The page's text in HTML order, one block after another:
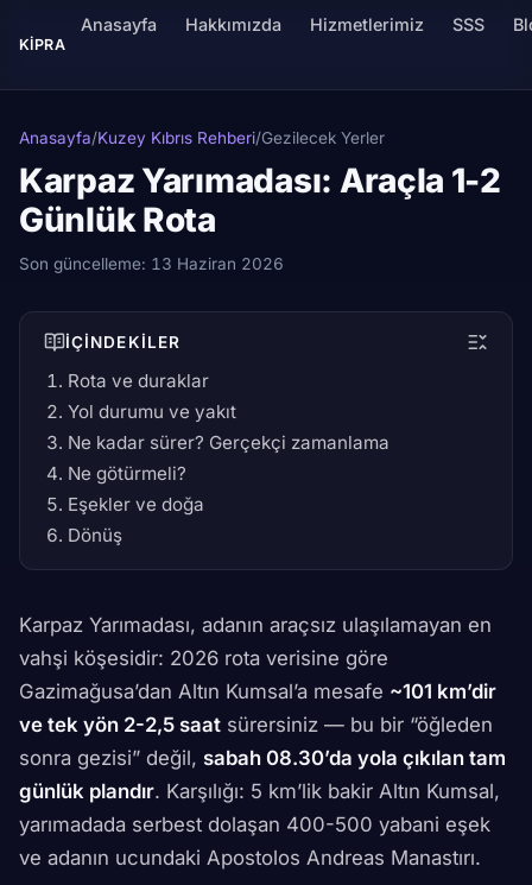
KIPRA
Anasayfa Hakkımızda Hizmetlerimiz SSS
Anasayfa/Kuzey Kıbrıs Rehberi/Gezilecek Yerler
Karpaz Yarımadası: Araçla 1-2
Günlük Rota
Son güncelleme: 13 Haziran 2026
İÇINDEKILER
Rota ve duraklar
Yol durumu ve yakıt
Ne kadar sürer? Gerçekçi zamanlama
Ne götürmeli?
Eşekler ve doğa
Dönüş
Karpaz Yarımadası, adanın araçsız ulaşılamayan en
vahşi köşesidir: 2026 rota verisine göre
Gazimağusa’dan Altın Kumsal’a mesafe ~101 km’dir
ve tek yön 2-2,5 saat sürersiniz — bu bir “öğleden
sonra gezisi” değil, sabah 08.30’da yola çıkılan tam
günlük plandır. Karşılığı: 5 km’lik bakir Altın Kumsal,
yarımadada serbest dolaşan 400-500 yabani eşek
ve adanın ucundaki Apostolos Andreas Manastırı.